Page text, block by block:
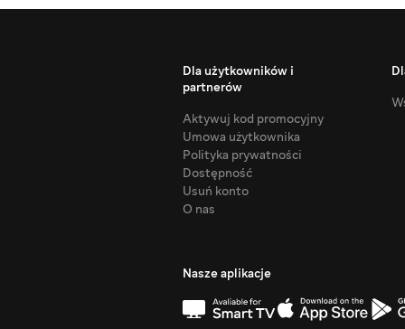
Dla użytkowników i
partnerów
Aktywuj kod promocyjny
Umowa użytkownika
Polityka prywatności
Dostępność
Usuń konto
O nas
Nasze aplikacje